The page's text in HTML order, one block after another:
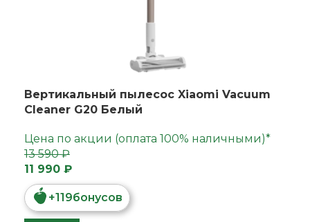
Вертикальный пылесос Xiaomi Vacuum
Cleaner G20 Белый
Цена по акции (оплата 100% наличными)*
11 990 ₽
+119бонусов
13 590 ₽